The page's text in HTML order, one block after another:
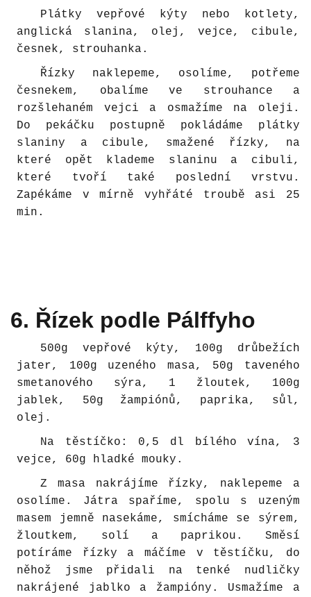
Plátky vepřové kýty nebo kotlety,
anglická slanina, olej, vejce, cibule,
česnek, strouhanka.
Řízky naklepeme, osolíme, potřeme
česnekem, obalíme ve strouhance a
rozšlehaném vejci a osmažíme na oleji.
Do pekáčku postupně pokládáme plátky
slaniny a cibule, smažené řízky, na
které opět klademe slaninu a cibuli,
které tvoří také poslední vrstvu.
Zapékáme v mírně vyhřáté troubě asi 25
min.
6. Řízek podle Pálffyho
500g vepřové kýty, 100g drůbežích
jater, 100g uzeného masa, 50g taveného
smetanového sýra, 1 žloutek, 100g
jablek, 50g žampiónů, paprika, sůl,
olej.
Na těstíčko: 0,5 dl bílého vína, 3
vejce, 60g hladké mouky.
Z masa nakrájíme řízky, naklepeme a
osolíme. Játra spaříme, spolu s uzeným
masem jemně nasekáme, smícháme se sýrem,
žloutkem, solí a paprikou. Směsí
potíráme řízky a máčíme v těstíčku, do
něhož jsme přidali na tenké nudličky
nakrájené jablko a žampióny. Usmažíme a